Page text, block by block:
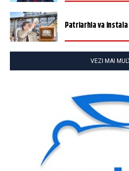
Patriarhia va
VEZI MAI